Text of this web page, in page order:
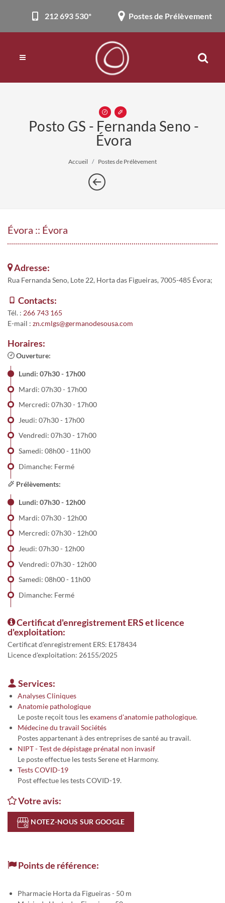
212 693 530* Postes de Prélèvement
Posto GS - Fernanda Seno -
Évora
Accueil Postes de Prélèvement
Évora :: Évora
Adresse:
Rua Fernanda Seno, Lote 22, Horta das Figueiras, 7005-485 Évora;
Contacts:
Tél. : 266 743 165
E-mail : zn.cmlgs@germanodesousa.com
Horaires:
Ouverture:
Lundi: 07h30 - 17h00
Mardi: 07h30 - 17h00
Mercredi: 07h30 - 17h00
Jeudi: 07h30 - 17h00
Vendredi: 07h30 - 17h00
Samedi: 08h00 - 11h00
Dimanche: Fermé
Prélèvements:
Lundi: 07h30 - 12h00
Mardi: 07h30 - 12h00
Mercredi: 07h30 - 12h00
Jeudi: 07h30 - 12h00
Vendredi: 07h30 - 12h00
Samedi: 08h00 - 11h00
Dimanche: Fermé
Certificat d'enregistrement ERS et licence
d'exploitation:
Certificat d'enregistrement ERS: E178434
Licence d'exploitation: 26155/2025
Services:
Analyses Cliniques
Anatomie pathologique
Le poste reçoit tous lesexamens d'anatomie pathologique.
Médecine du travail Sociétés
Postes appartenant à des entreprises de santé au travail.
NIPT - Test de dépistage prénatal non invasif
Le poste effectue les tests Serene et Harmony.
Tests COVID-19
Post effectue les tests COVID-19.
Votre avis:
NOTEZ-NOUS SUR GOOGLE
Points de référence:
Pharmacie Horta da Figueiras - 50 m